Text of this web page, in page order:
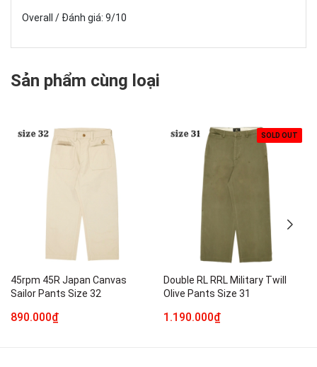
Overall / Đánh giá: 9/10
Sản phẩm cùng loại
45rpm 45R Japan Canvas
Sailor Pants Size 32
890.000₫
SOLD OUT
Double RL RRL Military Twill
Olive Pants Size 31
1.190.000₫